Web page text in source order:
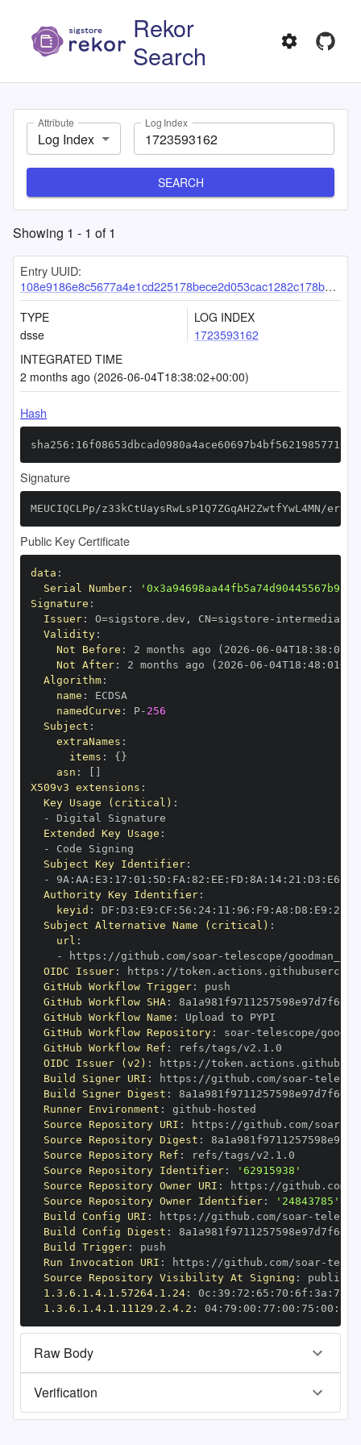
Rekor
Search
Attribute
Log Index
Log Index
SEARCH
Showing 1 - 1 of1
Entry UUID:
108e9186e8c5677a4e1cd225178bece2d053cac1282c178b803a32bf13277d26251d83cf0d4b328c
TYPE
dsse
LOG INDEX
1723593162
INTEGRATED TIME
2 months ago (2026-06-04T18:38:02+00:00)
Hash
Signature
MEUCIQCLPp/z33kCtUaysRwLsP1Q7ZGqAH2ZwtfYwL4MN/
Public Key Certificate
data :
Serial Number:
Signature :
Issuer: O=sigstore.dev , CN=sigstore -
Validity:
Not Before : 2 months ago (2026 -06 -04T18 : 38 :
Not After: 2 months ago (2026 -06 -04T18 : 48 : 01+00
Algorithm:
name :
namedCurve : P- 256
Subject :
extraNames :
items : { }
asn :
X509v3 extensions :
Key Usage (critical) :
-
Extended Key Usage :
-
Subject Key Identifier:
-
9A : AA : E3 : 17 : 01 : 5D : FA : 82 : EE : FD : 8A : 14: 21 : D3 : E6
Authority Key Identifier:
keyid : DF : D3 : E9 : CF : 56 : 24: 11 : 96 : F9 : A8 : D8 : E9 : 28
Subject Alternative Name (critical) :
url :
-
https : //github.com/soar-telescope/
OIDC Issuer: https :
GitHub Workflow Trigger:
GitHub Workflow SHA:
GitHub Workflow Name :
GitHub Workflow Repository: soar-
GitHub Workflow Ref :
OIDC Issuer (v2) : https :
Build Signer URI : https : //github.com/soar-
Build Signer Digest :
Runner Environment : github -
Source Repository URI : https : //github.com/soar-
Source Repository Digest :
Source Repository Ref :
Source Repository Identifier:
'62915938'
Source Repository Owner URI : https : //github.com/
Source Repository Owner Identifier:
'24843785'
Build Config URI : https : //github.com/soar-
Build Config Digest :
Build Trigger:
Run Invocation URI : https : //github.com/soar-
Source Repository Visibility At Signing :
1.3.6.1.4.1.57264.1.24: 0c : 39 : 72 : 65 : 70 : 6f : 3a : 73
1.3.6.1.4.1.11129.2.4.2 : 04: 79 : 00 : 77 : 00 : 75 : 00 : dd
Raw Body
Verification